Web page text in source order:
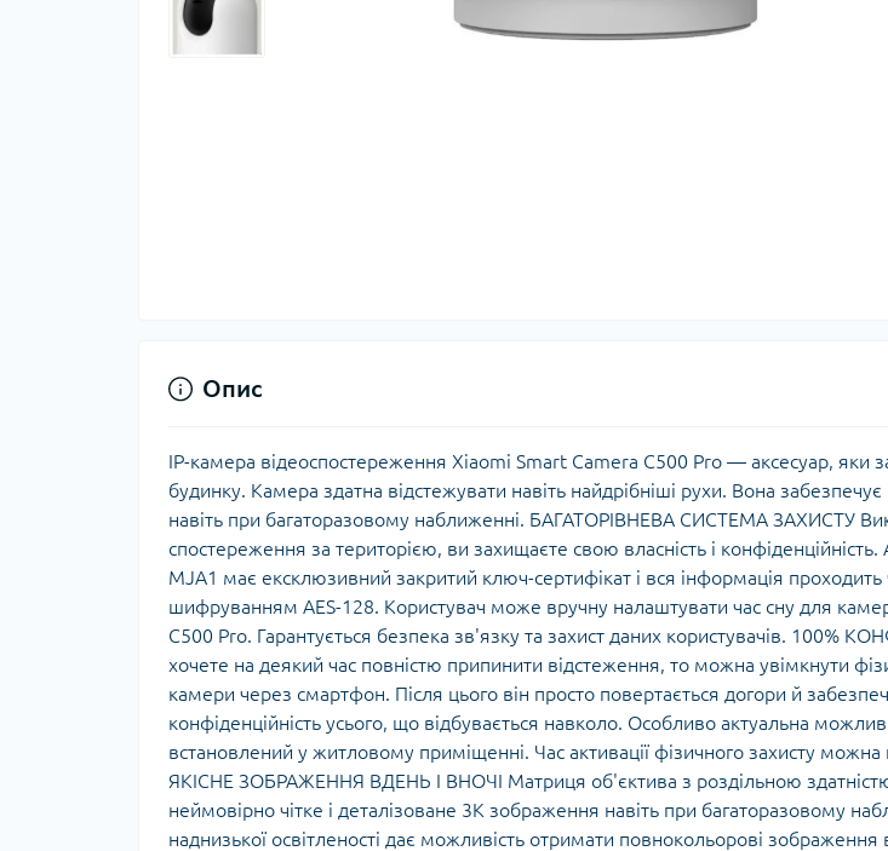
Опис
IP-камера відеоспостереження Xiaomi Smart Camera C500 Pro — аксесуар, яки
будинку. Камера здатна відстежувати навіть найдрібніші рухи. Вона
навіть при багаторазовому наближенні. БАГАТОРІВНЕВА СИСТЕМА ЗАХИСТУ
спостереження за територією, ви захищаєте свою власність і
MJA1 має ексклюзивний закритий ключ-сертифікат і вся інформація проходить
шифруванням AES-128. Користувач може вручну налаштувати час сну для
C500 Pro. Гарантується безпека зв'язку та захист даних користувачів. 100%
хочете на деякий час повністю припинити відстеження, то можна увімкнути
камери через смартфон. Після цього він просто повертається догори й
конфіденційність усього, що відбувається навколо. Особливо актуальна
встановлений у житловому приміщенні. Час активації фізичного захисту
ЯКІСНЕ ЗОБРАЖЕННЯ ВДЕНЬ І ВНОЧІ Матриця об'єктива з роздільною
неймовірно чітке і деталізоване 3К зображення навіть при багаторазовому
наднизької освітленості дає можливість отримати повнокольорові зображення